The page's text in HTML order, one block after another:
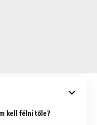
kell félni tőle?